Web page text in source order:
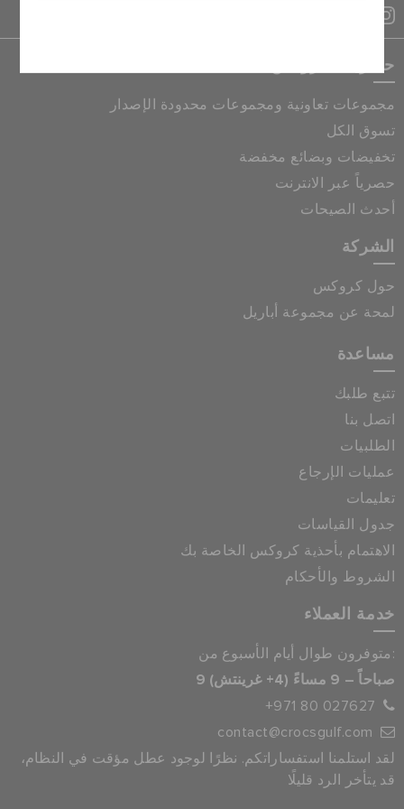
حصريات كروكس
مجموعات تعاونية ومجموعات محدودة الإصدار
تسوق الكل
تخفيضات وبضائع مخفضة
حصرياً عبر الانترنت
أحدث الصيحات
الشركة
حول كروكس
لمحة عن مجموعة أباريل
مساعدة
تتبع طلبك
اتصل بنا
الطلبيات
عمليات الإرجاع
تعليمات
جدول القياسات
الاهتمام بأحذية كروكس الخاصة بك
الشروط والأحكام
خدمة العملاء
متوفرون طوال أيام الأسبوع من:
9 صباحاً – 9 مساءً (4+ غرينتش)
+971 80 027627
contact@crocsgulf.com
لقد استلمنا استفساراتكم. نظرًا لوجود عطل مؤقت في النظام،
قد يتأخر الرد قليلًا